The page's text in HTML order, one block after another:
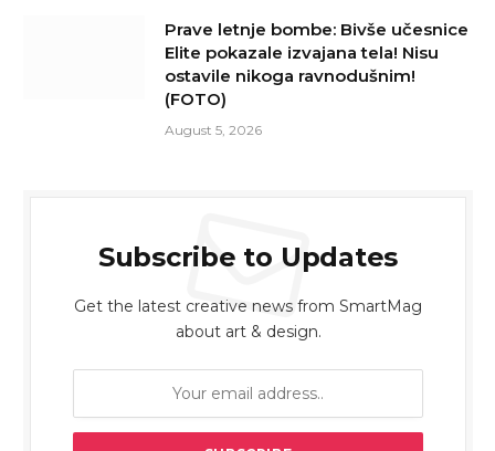
Prave letnje bombe: Bivše učesnice
Elite pokazale izvajana tela! Nisu
ostavile nikoga ravnodušnim!
(FOTO)
August 5, 2026
Subscribe to Updates
Get the latest creative news from SmartMag
about art & design.